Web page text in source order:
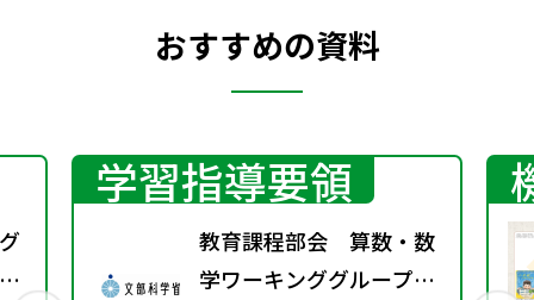
おすすめの資料
学習指導要領
教育課程部会 算数・数
学ワーキンググループ